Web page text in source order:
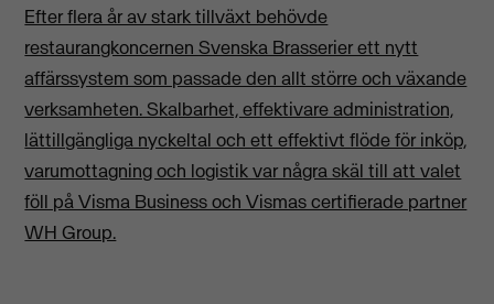
Efter flera år av stark tillväxt behövde
restaurangkoncernen Svenska Brasserier ett nytt
affärssystem som passade den allt större och växande
verksamheten. Skalbarhet, effektivare administration,
lättillgängliga nyckeltal och ett effektivt flöde för inköp,
varumottagning och logistik var några skäl till att valet
föll på Visma Business och Vismas certifierade partner
WH Group.